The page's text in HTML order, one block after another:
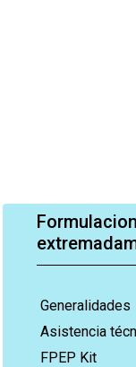
Generalidades
Asistencia
FPEP Kit